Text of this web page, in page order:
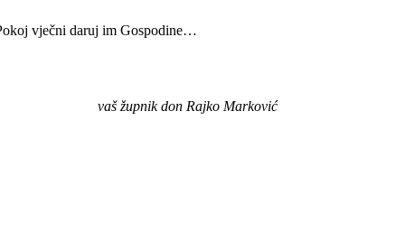
vječni daruj im Gospodine…
vaš župnik don Rajko Marković